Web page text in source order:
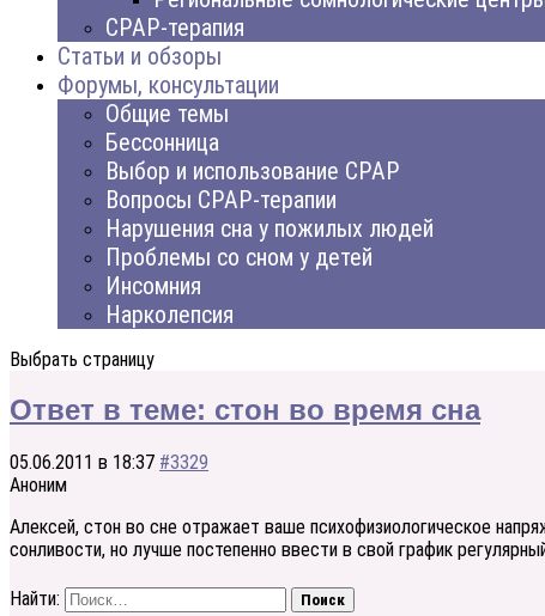
CPAP-терапия
Статьи и обзоры
Форумы, консультации
Общие темы
Бессонница
Выбор и использование CPAP
Вопросы CPAP-терапии
Нарушения сна у пожилых людей
Проблемы со сном у детей
Инсомния
Нарколепсия
Выбрать страницу
Ответ в теме: стон во время сна
05.06.2011 в 18:37 #3329
Аноним
Алексей, стон во сне отражает ваше психофизиологическое
сонливости, но лучше постепенно ввести в свой график
Найти: